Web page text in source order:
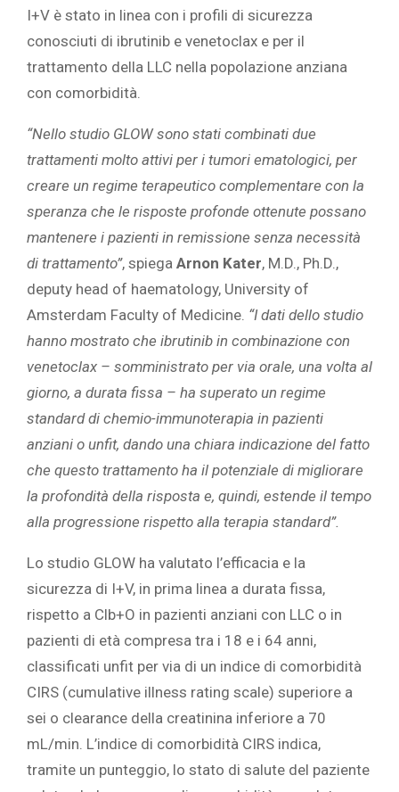
I+V è stato in linea con i profili di sicurezza
conosciuti di ibrutinib e venetoclax e per il
trattamento della LLC nella popolazione anziana
con comorbidità.
“Nello studio GLOW sono stati combinati due
trattamenti molto attivi per i tumori ematologici, per
creare un regime terapeutico complementare con la
speranza che le risposte profonde ottenute possano
mantenere i pazienti in remissione senza necessità
di trattamento”, spiega Arnon Kater, M.D., Ph.D.,
deputy head of haematology, University of
Amsterdam Faculty of Medicine. “I dati dello studio
hanno mostrato che ibrutinib in combinazione con
venetoclax – somministrato per via orale, una volta al
giorno, a durata fissa – ha superato un regime
standard di chemio-immunoterapia in pazienti
anziani o unfit, dando una chiara indicazione del fatto
che questo trattamento ha il potenziale di migliorare
la profondità della risposta e, quindi, estende il tempo
alla progressione rispetto alla terapia standard”.
Lo studio GLOW ha valutato l’efficacia e la
sicurezza di I+V, in prima linea a durata fissa,
rispetto a Clb+O in pazienti anziani con LLC o in
pazienti di età compresa tra i 18 e i 64 anni,
classificati unfit per via di un indice di comorbidità
CIRS (cumulative illness rating scale) superiore a
sei o clearance della creatinina inferiore a 70
mL/min. L’indice di comorbidità CIRS indica,
tramite un punteggio, lo stato di salute del paziente